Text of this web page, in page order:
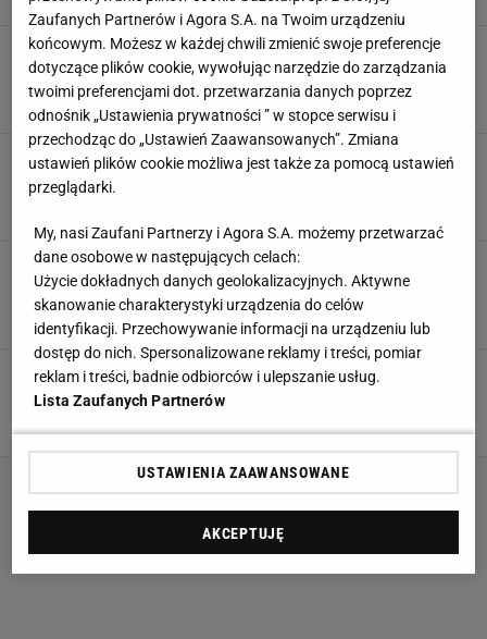
Sensacyjny transfer Messiego? "Byłoby
wspaniale..."
Agnieszka Piskorz,28 LIPCA 2025, 09:43
To może być nowy trener Interu Mediolan.
Absolutna legenda!
To on ma być następcą Xabiego Alonso. Ależ to
byłby hit
Michał Salamucha,
Niebywałe, czego może dokonać Szczęsny w
Barcelonie. "Stratosferyczny rekord"
Zaufanych Partnerów i Agora S.A. na Twoim urządzeniu
końcowym. Możesz w każdej chwili zmienić swoje preferencje
dotyczące plików cookie, wywołując narzędzie do zarządzania
twoimi preferencjami dot. przetwarzania danych poprzez
odnośnik „Ustawienia prywatności ” w stopce serwisu i
przechodząc do „Ustawień Zaawansowanych”. Zmiana
ustawień plików cookie możliwa jest także za pomocą ustawień
przeglądarki.
My, nasi Zaufani Partnerzy i Agora S.A. możemy przetwarzać
dane osobowe w następujących celach:
Użycie dokładnych danych geolokalizacyjnych. Aktywne
skanowanie charakterystyki urządzenia do celów
identyfikacji. Przechowywanie informacji na urządzeniu lub
dostęp do nich. Spersonalizowane reklamy i treści, pomiar
reklam i treści, badnie odbiorców i ulepszanie usług.
Lista Zaufanych Partnerów
USTAWIENIA ZAAWANSOWANE
AKCEPTUJĘ